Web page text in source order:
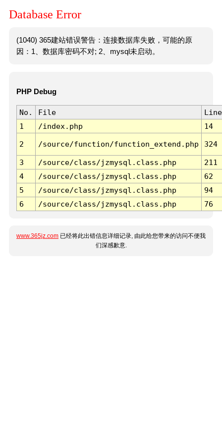
Database Error
(1040) 365建站错误警告：连接数据库失败，可能的原
因：1、数据库密码不对; 2、mysql未启动。
PHP Debug
No. File
Line
1
/index.php 14
2 /source/function/function_extend.php 324
3 /source/class/jzmysql.class.php
211
4
/source/class/jzmysql.class.php
62
5
/source/class/jzmysql.class.php
94
6
/source/class/jzmysql.class.php 76
www.365jz.com 已经将此出错信息详细记录, 由此给您带来的访问不便我
们深感歉意.